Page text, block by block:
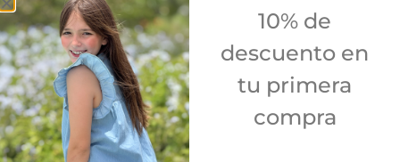
Guía de tallas
¿Envolver para regalo?
Sí
10% de
descuento en
tu primera
compra